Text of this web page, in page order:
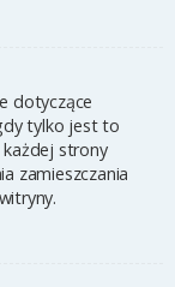
dotyczące
tylko jest to
każdej strony
zamieszczania